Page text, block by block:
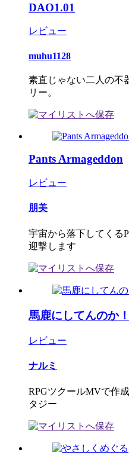
DAO1.01
レビュー
muhu1128
素直じゃない二人の不
リー。
Pants Armageddon
レビュー
朋美
宇宙から落下してくる
迎撃します
馬鹿にしてんのか
レビュー
ナルミ
RPGツクールMVで作
タジー